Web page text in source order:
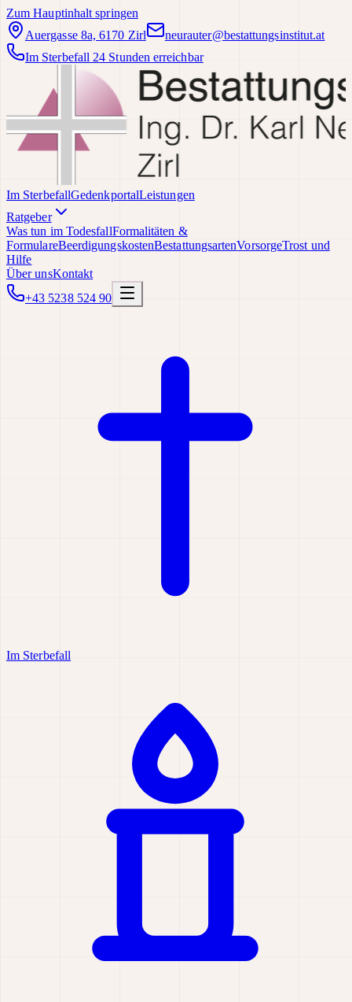
Zum Hauptinhalt springen
Auergasse 8a, 6170 Zirl
neurauter@bestattungsinstitut.at
Im Sterbefall 24 Stunden erreichbar
Im SterbefallGedenkportalLeistungen
Ratgeber
Was tun im TodesfallFormalitäten &
FormulareBeerdigungskostenBestattungsartenVorsorgeTrost und
Hilfe
Über unsKontakt
+43 5238 524 90
Im Sterbefall